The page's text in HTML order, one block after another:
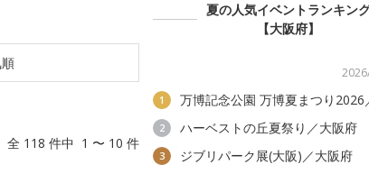
全 118 件中 1 〜 10 件
夏の人気イベントランキン
【大阪府】
1 万博記念公園 万博夏まつり2026
2 ハーベストの丘夏祭り／大阪府
3 ジブリパーク展(大阪)／大阪府